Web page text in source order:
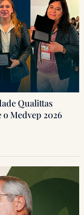
Qualittas
Medvep 2026